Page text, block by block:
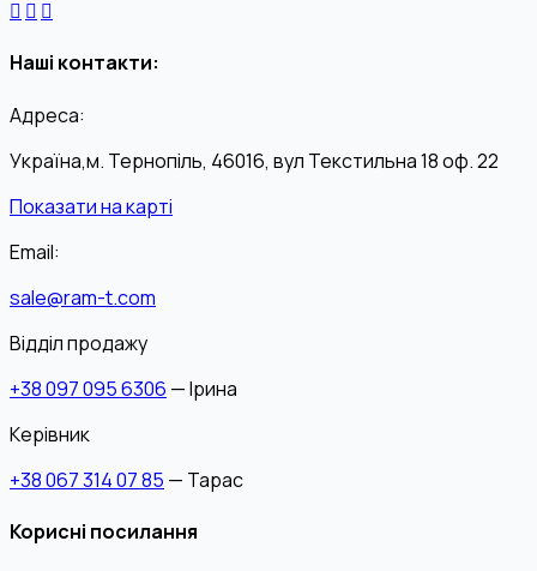
Наші контакти:
Адреса:
Україна,м. Тернопіль, 46016, вул Текстильна 18 оф. 22
Показати на карті
Email:
sale@ram-t.com
Відділ продажу
+38 097 095 6306 — Ірина
Керівник
+38 067 314 07 85 — Тарас
Корисні посилання